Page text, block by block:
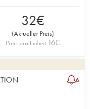
32€
(Aktueller Preis)
Preis pro Einheit 16€
6